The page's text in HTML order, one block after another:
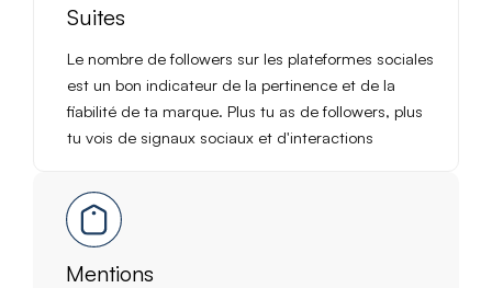
Suites
Le nombre de followers sur les plateformes sociales
est un bon indicateur de la pertinence et de la
fiabilité de ta marque. Plus tu as de followers, plus
tu vois de signaux sociaux et d'interactions
Mentions